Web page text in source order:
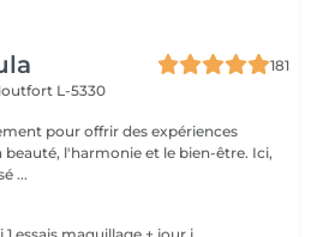
181
L-5330
pour offrir des expériences
l'harmonie et le bien-être. Ici,
...